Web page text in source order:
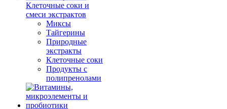
Клеточные соки и
смеси экстрактов
Миксы
Тайгерины
Природные
экстракты
Клеточные соки
Продукты с
полипренолами